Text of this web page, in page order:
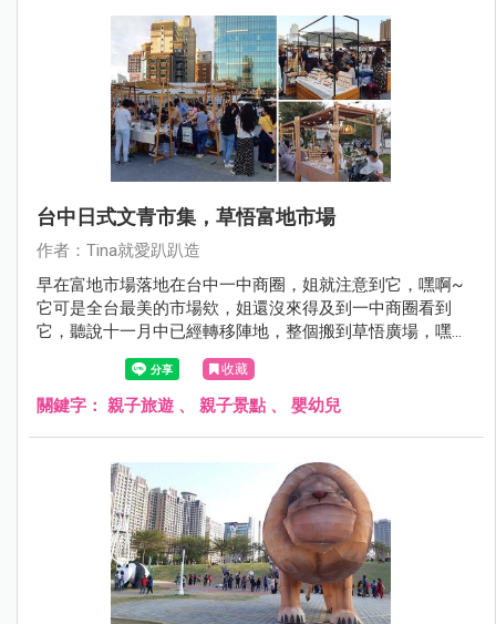
台中日式文青市集，草悟富地市場
作者：Tina就愛趴趴造
早在富地市場落地在台中一中商圈，姐就注意到它，嘿啊~
它可是全台最美的市場欸，姐還沒來得及到一中商圈看到
它，聽說十一月中已經轉移陣地，整個搬到草悟廣場，嘿嘿
嘿....利用來台中走跳的機會，姐也來報到惹。
收藏
關鍵字： 親子旅遊 、 親子景點 、 嬰幼兒